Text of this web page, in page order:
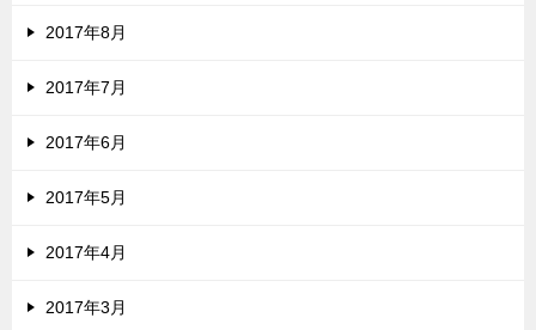
2017年8月
2017年7月
2017年6月
2017年5月
2017年4月
2017年3月